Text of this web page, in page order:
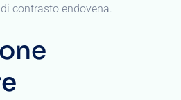
contrasto endovena.